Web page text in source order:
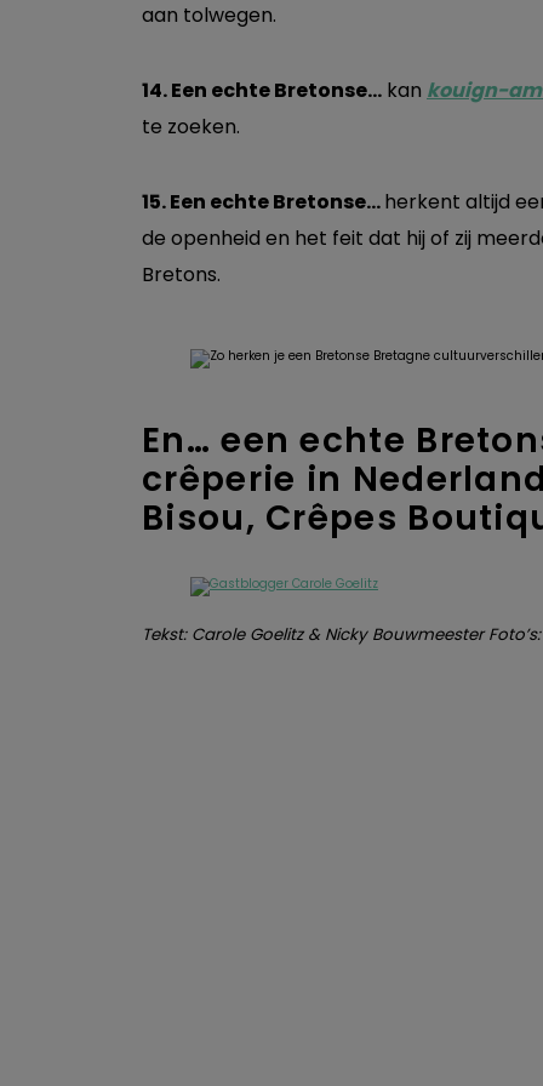
aan tolwegen.
14. Een echte Bretonse… kan kouign-
te zoeken.
15. Een echte Bretonse…herkent altijd
de openheid en het feit dat hij of zij
Bretons.
En… een echte
crêperie in
Bisou, Crêpes
Tekst: Carole Goelitz & Nicky Bouwmeester